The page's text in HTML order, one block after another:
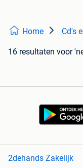
Home Cd's
16 resultaten voor
2dehands Zakelijk